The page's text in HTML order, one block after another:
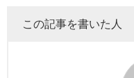
この記事を書いた人